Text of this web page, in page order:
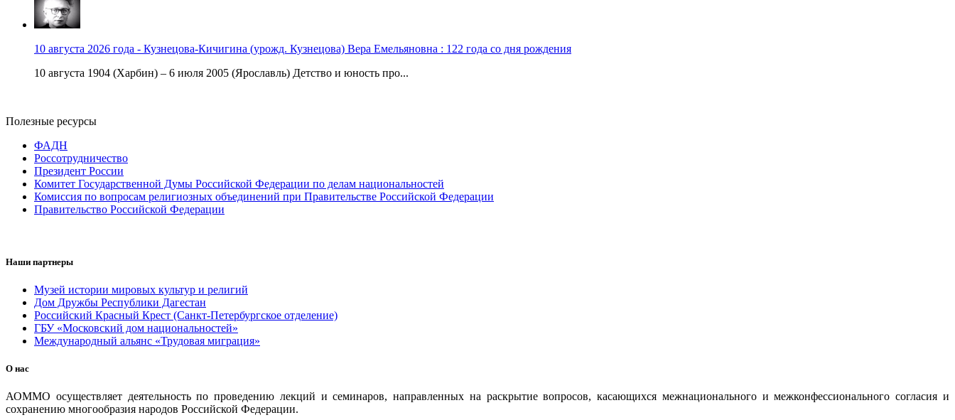
10 августа 2026 года - Кузнецова-Кичигина (урожд. Кузнецова) Вера Емельяновна : 122 года со дня рождения
10 августа 1904 (Харбин) – 6 июля 2005 (Ярославль) Детство и юность про...
Полезные ресурсы
ФАДН
Россотрудничество
Президент России
Комитет Государственной Думы Российской Федерации по делам национальностей
Комиссия по вопросам религиозных объединений при Правительстве Российской Федерации
Правительство Российской Федерации
Наши партнеры
Музей истории мировых культур и религий
Дом Дружбы Республики Дагестан
Российский Красный Крест (Санкт-Петербургское отделение)
ГБУ «Московский дом национальностей»
Международный альянс «Трудовая миграция»
О нас
АОММО осуществляет деятельность по проведению лекций и семинаров, направленных на раскрытие вопросов, касающихся межнационального и межконфессионального согласия и
сохранению многообразия народов Российской Федерации.